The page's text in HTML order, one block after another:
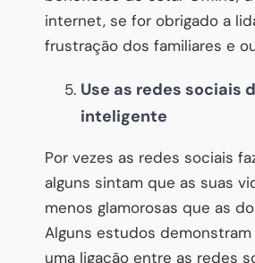
internet, se for obrigado a
frustração dos familiares e
Use as redes sociais
inteligente
Por vezes as redes sociais
alguns sintam que as suas
menos glamorosas que as
Alguns estudos
uma ligação entre as redes